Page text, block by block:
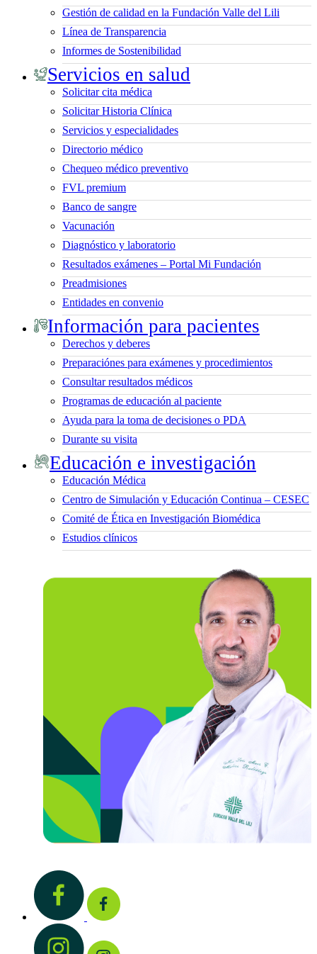
Gestión de calidad en la Fundación Valle del Lili
Línea de Transparencia
Informes de Sostenibilidad
Servicios en salud
Solicitar cita médica
Solicitar Historia Clínica
Servicios y especialidades
Directorio médico
Chequeo médico preventivo
FVL premium
Banco de sangre
Vacunación
Diagnóstico y laboratorio
Resultados exámenes – Portal Mi Fundación
Preadmisiones
Entidades en convenio
Información para pacientes
Derechos y deberes
Preparaciónes para exámenes y procedimientos
Consultar resultados médicos
Programas de educación al paciente
Ayuda para la toma de decisiones o PDA
Durante su visita
Educación e investigación
Educación Médica
Centro de Simulación y Educación Continua – CESEC
Comité de Ética en Investigación Biomédica
Estudios clínicos